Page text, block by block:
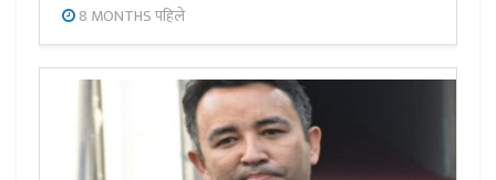
8 MONTHS पहिले